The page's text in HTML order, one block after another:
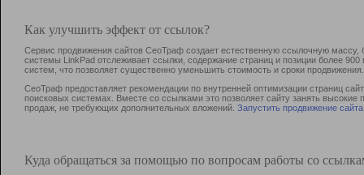
Как улучшить эффект от ссылок?
Сервис продвижения сайтов СеоТраф создает естественную ссылочную
системы LinkPad отслеживает ссылки, содержание страниц и позиции более
систем, что позволяет существенно уменьшить стоимость и сроки продвижения.
СеоТраф предоставляет рекомендации по внутренней оптимизации страниц
поисковых системах. Вместе со ссылками это позволяет сайту занять
продаж, не требующих дополнительных вложений. Запустить продвижение сайта
Куда обращаться за помощью по вопросам работы со